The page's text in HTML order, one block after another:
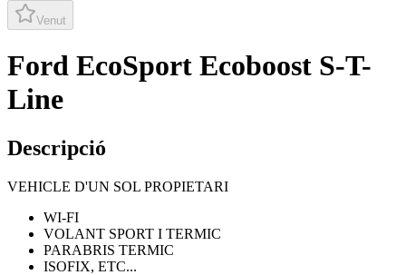
Venut
Ford EcoSport Ecoboost S-T-
Line
Descripció
VEHICLE D'UN SOL PROPIETARI
WI-FI
VOLANT SPORT I TERMIC
PARABRIS TERMIC
ISOFIX, ETC...